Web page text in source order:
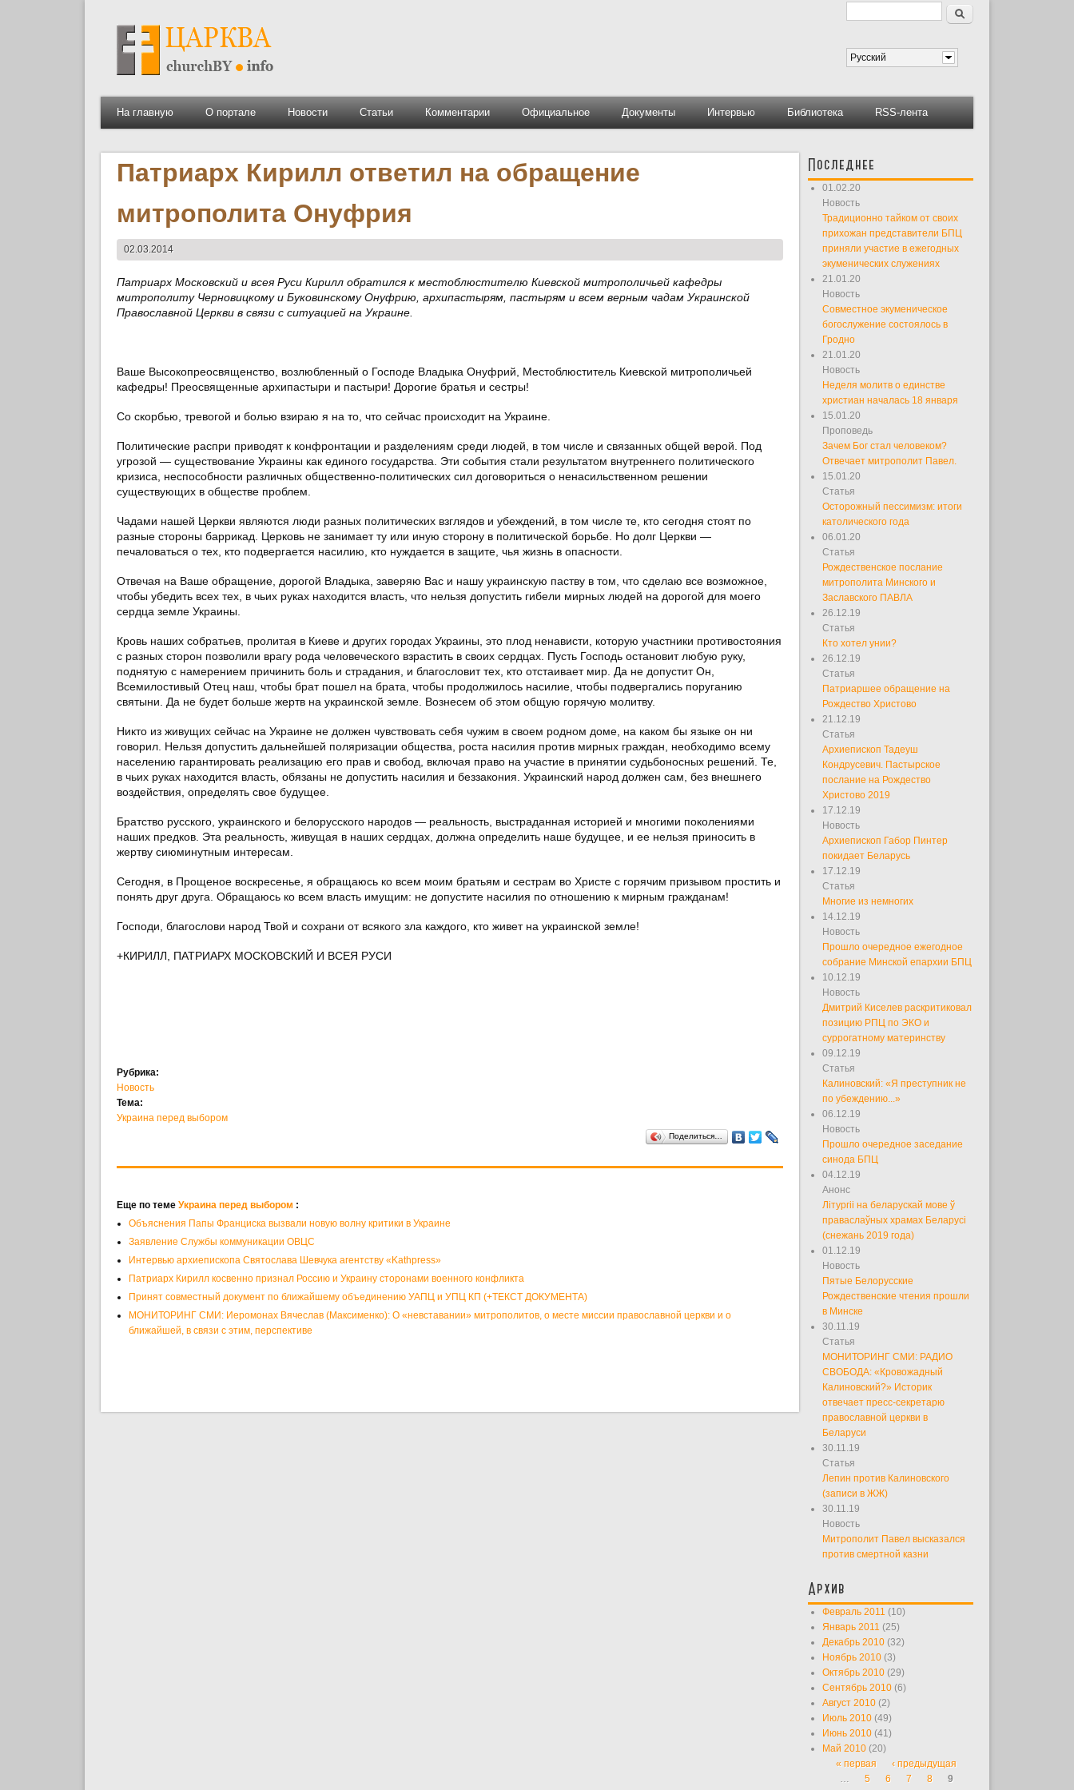
Форма поиска
Поиск
Русский
На главную О портале Новости Статьи Комментарии Официальное Документы Интервью Библиотека RSS-лента
Патриарх Кирилл ответил на обращение
митрополита Онуфрия
02.03.2014
Патриарх Московский и всея Руси Кирилл обратился к местоблюстителю Киевской митрополичьей кафедры
митрополиту Черновицкому и Буковинскому Онуфрию, архипастырям, пастырям и всем верным чадам Украинской
Православной Церкви в связи с ситуацией на Украине.
Ваше Высокопреосвященство, возлюбленный о Господе Владыка Онуфрий, Местоблюститель Киевской митрополичьей
кафедры! Преосвященные архипастыри и пастыри! Дорогие братья и сестры!
Со скорбью, тревогой и болью взираю я на то, что сейчас происходит на Украине.
Политические распри приводят к конфронтации и разделениям среди людей, в том числе и связанных общей верой. Под
угрозой — существование Украины как единого государства. Эти события стали результатом внутреннего политического
кризиса, неспособности различных общественно-политических сил договориться о ненасильственном решении
существующих в обществе проблем.
Чадами нашей Церкви являются люди разных политических взглядов и убеждений, в том числе те, кто сегодня стоят по
разные стороны баррикад. Церковь не занимает ту или иную сторону в политической борьбе. Но долг Церкви —
печаловаться о тех, кто подвергается насилию, кто нуждается в защите, чья жизнь в опасности.
Отвечая на Ваше обращение, дорогой Владыка, заверяю Вас и нашу украинскую паству в том, что сделаю все возможное,
чтобы убедить всех тех, в чьих руках находится власть, что нельзя допустить гибели мирных людей на дорогой для моего
сердца земле Украины.
Кровь наших собратьев, пролитая в Киеве и других городах Украины, это плод ненависти, которую участники противостояния
с разных сторон позволили врагу рода человеческого взрастить в своих сердцах. Пусть Господь остановит любую руку,
поднятую с намерением причинить боль и страдания, и благословит тех, кто отстаивает мир. Да не допустит Он,
Всемилостивый Отец наш, чтобы брат пошел на брата, чтобы продолжилось насилие, чтобы подвергались поруганию
святыни. Да не будет больше жертв на украинской земле. Вознесем об этом общую горячую молитву.
Никто из живущих сейчас на Украине не должен чувствовать себя чужим в своем родном доме, на каком бы языке он ни
говорил. Нельзя допустить дальнейшей поляризации общества, роста насилия против мирных граждан, необходимо всему
населению гарантировать реализацию его прав и свобод, включая право на участие в принятии судьбоносных решений. Те,
в чьих руках находится власть, обязаны не допустить насилия и беззакония. Украинский народ должен сам, без внешнего
воздействия, определять свое будущее.
Братство русского, украинского и белорусского народов — реальность, выстраданная историей и многими поколениями
наших предков. Эта реальность, живущая в наших сердцах, должна определить наше будущее, и ее нельзя приносить в
жертву сиюминутным интересам.
Сегодня, в Прощеное воскресенье, я обращаюсь ко всем моим братьям и сестрам во Христе с горячим призывом простить и
понять друг друга. Обращаюсь ко всем власть имущим: не допустите насилия по отношению к мирным гражданам!
Господи, благослови народ Твой и сохрани от всякого зла каждого, кто живет на украинской земле!
+КИРИЛЛ, ПАТРИАРХ МОСКОВСКИЙ И ВСЕЯ РУСИ
Рубрика:
Новость
Тема:
Украина перед выбором
Поделиться…
Еще по теме Украина перед выбором :
Объяснения Папы Франциска вызвали новую волну критики в Украине
Заявление Службы коммуникации ОВЦС
Интервью архиепископа Святослава Шевчука агентству «Kathpress»
Патриарх Кирилл косвенно признал Россию и Украину сторонами военного конфликта
Принят совместный документ по ближайшему объединению УАПЦ и УПЦ КП (+ТЕКСТ ДОКУМЕНТА)
МОНИТОРИНГ СМИ: Иеромонах Вячеслав (Максименко): О «невставании» митрополитов, о месте миссии православной церкви и о
ближайшей, в связи с этим, перспективе
Последнее
01.02.20
Новость
Традиционно тайком от своих
прихожан представители БПЦ
приняли участие в ежегодных
экуменических служениях
21.01.20
Новость
Совместное экуменическое
богослужение состоялось в
Гродно
21.01.20
Новость
Неделя молитв о единстве
христиан началась 18 января
15.01.20
Проповедь
Зачем Бог стал человеком?
Отвечает митрополит Павел.
15.01.20
Статья
Осторожный пессимизм: итоги
католического года
06.01.20
Статья
Рождественское послание
митрополита Минского и
Заславского ПАВЛА
26.12.19
Статья
Кто хотел унии?
26.12.19
Статья
Патриаршее обращение на
Рождество Христово
21.12.19
Статья
Архиепископ Тадеуш
Кондрусевич. Пастырское
послание на Рождество
Христово 2019
17.12.19
Новость
Архиепископ Габор Пинтер
покидает Беларусь
17.12.19
Статья
Многие из немногих
14.12.19
Новость
Прошло очередное ежегодное
собрание Минской епархии БПЦ
10.12.19
Новость
Дмитрий Киселев раскритиковал
позицию РПЦ по ЭКО и
суррогатному материнству
09.12.19
Статья
Калиновский: «Я преступник не
по убеждению...»
06.12.19
Новость
Прошло очередное заседание
синода БПЦ
04.12.19
Анонс
Літургіі на беларускай мове ў
праваслаўных храмах Беларусі
(снежань 2019 года)
01.12.19
Новость
Пятые Белорусские
Рождественские чтения прошли
в Минске
30.11.19
Статья
МОНИТОРИНГ СМИ: РАДИО
СВОБОДА: «Кровожадный
Калиновский?» Историк
отвечает пресс-секретарю
православной церкви в
Беларуси
30.11.19
Статья
Лепин против Калиновского
(записи в ЖЖ)
30.11.19
Новость
Митрополит Павел высказался
против смертной казни
Архив
Февраль 2011 (10)
Январь 2011 (25)
Декабрь 2010 (32)
Ноябрь 2010 (3)
Октябрь 2010 (29)
Сентябрь 2010 (6)
Август 2010 (2)
Июль 2010 (49)
Июнь 2010 (41)
Май 2010 (20)
Страницы
« первая
‹ предыдущая
…
5 6 7 8
9